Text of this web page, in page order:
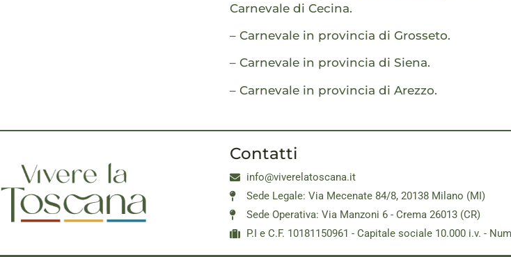
Carnevale di Cecina.
– Carnevale in provincia di Grosseto.
– Carnevale in provincia di Siena.
– Carnevale in provincia di Arezzo.
Contatti
info@viverelatoscana.it
Sede Legale: Via Mecenate 84/8, 20138 Milano (MI)
Sede Operativa: Via Manzoni 6 - Crema 26013 (CR)
P.I e C.F. 10181150961 - Capitale sociale 10.000 i.v. -